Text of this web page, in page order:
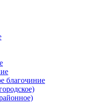
благочиние